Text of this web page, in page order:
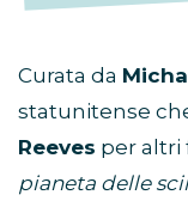
Curata da
statunitense
Reeves per altri
pianeta delle